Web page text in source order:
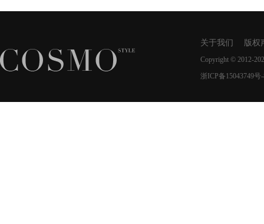
关于我们 版权
Copyright © 2012-
浙ICP备15043749